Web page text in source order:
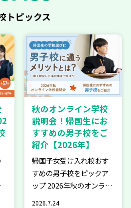
トピックス
秋のオンライン学校
説明会！帰国生にお
すすめの男子校をご
紹介【2026年】
帰国子女受け入れ校おす
すめの男子校をピックア
ップ 2026年秋のオンライ
2026.7.24